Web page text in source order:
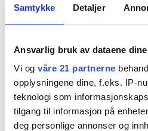
Samtykke Detaljer
Ansvarlig bruk av dataene dine
Vi og våre 21 partnerne
opplysningene dine, f.eks. IP-
teknologi som
tilgang til informasjon på
deg personlige annonser og
framhever at når personen har
konsekvenser av sin atferd
rett til selvbestemmelse, og
uforsvarlig.»
Vi mener at sårbare
på tvers av sin uttrykte vilje
problemstillinger knyttet til